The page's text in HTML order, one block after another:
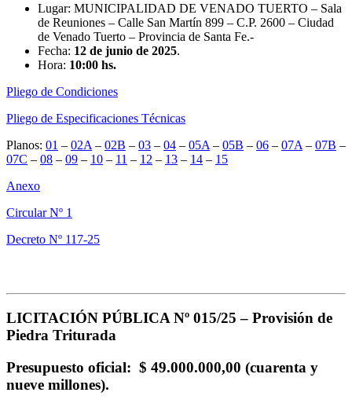
Lugar: MUNICIPALIDAD DE VENADO TUERTO – Sala
de Reuniones – Calle San Martín 899 – C.P. 2600 – Ciudad
de Venado Tuerto – Provincia de Santa Fe.-
Fecha: 12 de junio de 2025.
Hora: 10:00 hs.
Pliego de Condiciones
Pliego de Especificaciones Técnicas
Planos: 01 – 02A – 02B – 03 – 04 – 05A – 05B – 06 – 07A – 07B –
07C – 08 – 09 – 10 – 11 – 12 – 13 – 14 – 15
Anexo
Circular Nº 1
Decreto Nº 117-25
LICITACIÓN PÚBLICA Nº 015/25 – Provisión de
Piedra Triturada
Presupuesto oficial: $ 49.000.000,00 (cuarenta y
nueve millones).